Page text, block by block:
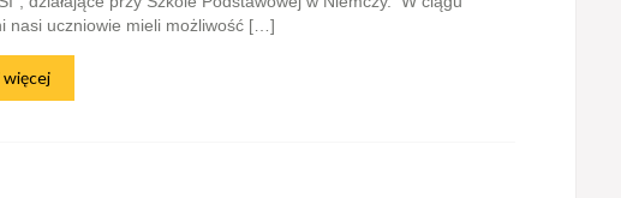
nasi uczniowie mieli możliwość […]